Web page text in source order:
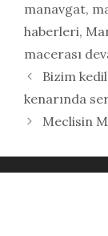
manavgat,
haberleri,
macerası
Bizim
kenarında
Meclisin